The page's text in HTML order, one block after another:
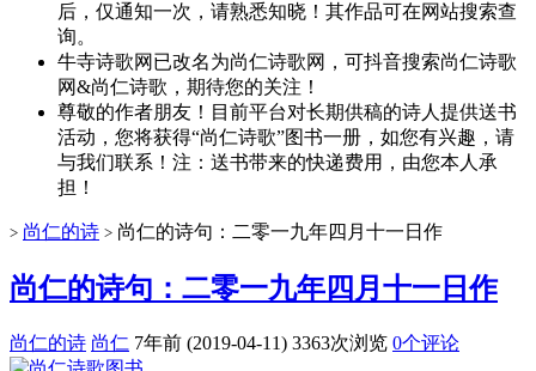
后，仅通知一次，请熟悉知晓！其作品可在网站搜索查
询。
牛寺诗歌网已改名为尚仁诗歌网，可抖音搜索尚仁诗歌
网&尚仁诗歌，期待您的关注！
尊敬的作者朋友！目前平台对长期供稿的诗人提供送书
活动，您将获得“尚仁诗歌”图书一册，如您有兴趣，请
与我们联系！注：送书带来的快递费用，由您本人承
担！
> 尚仁的诗 > 尚仁的诗句：二零一九年四月十一日作
尚仁的诗句：二零一九年四月十一日作
尚仁的诗 尚仁 7年前 (2019-04-11) 3363次浏览 0个评论